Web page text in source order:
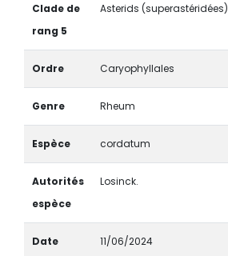
Clade de
rang 5
Asterids (superastéridées)
Ordre Caryophyllales
Genre Rheum
Espèce cordatum
Autorités
espèce
Losinck.
Date 11/06/2024